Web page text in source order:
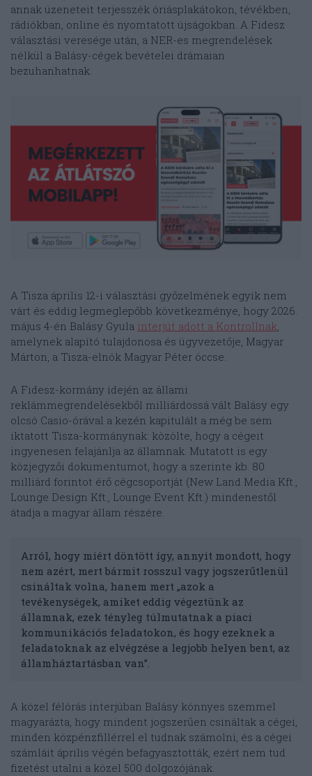
annak üzeneteit terjesszék óriásplakátokon, tévékben,
rádiókban, online és nyomtatott újságokban. A Fidesz
választási veresége után, a NER-es megrendelések
nélkül a Balásy-cégek bevételei drámaian
bezuhanhatnak.
A Tisza április 12-i választási győzelmének egyik nem
várt és eddig legmeglepőbb következménye, hogy 2026.
május 4-én Balásy Gyula interjút adott a Kontrollnak,
amelynek alapító tulajdonosa és ügyvezetője, Magyar
Márton, a Tisza-elnök Magyar Péter öccse.
A Fidesz-kormány idején az állami
reklámmegrendelésekből milliárdossá vált Balásy egy
olcsó Casio-órával a kezén kapitulált a még be sem
iktatott Tisza-kormánynak: közölte, hogy a cégeit
ingyenesen felajánlja az államnak. Mutatott is egy
közjegyzői dokumentumot, hogy a szerinte kb. 80
milliárd forintot érő cégcsoportját (New Land Media Kft.,
Lounge Design Kft., Lounge Event Kft.) mindenestől
átadja a magyar állam részére.
Arról, hogy miért döntött így, annyit mondott, hogy
nem azért, mert bármit rosszul vagy jogszerűtlenül
csináltak volna, hanem mert „azok a
tevékenységek, amiket eddig végeztünk az
államnak, ezek tényleg túlmutatnak a piaci
kommunikációs feladatokon, és hogy ezeknek a
feladatoknak az elvégzése a legjobb helyen bent, az
államháztartásban van”.
A közel félórás interjúban Balásy könnyes szemmel
magyarázta, hogy mindent jogszerűen csináltak a cégei,
minden közpénzfillérrel el tudnak számolni, és a cégei
számláit április végén befagyasztották, ezért nem tud
fizetést utalni a közel 500 dolgozójának.